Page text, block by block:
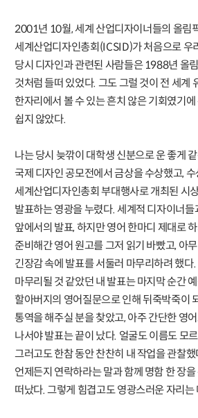
2001년 10월, 세계 산업디자이너들의 올림
세계산업디자인총회(ICSID)가 처음으로 우
당시 디자인과 관련된 사람들은 1988년 올
것처럼 들떠 있었다. 그도 그럴 것이 전 세계
한자리에서 볼 수 있는 흔치 않은 기회였기
쉽지 않았다.
나는 당시 늦깎이 대학생 신분으로 운 좋게
국제 디자인 공모전에서 금상을 수상했고,
세계산업디자인총회 부대행사로 개최된 시
발표하는 영광을 누렸다. 세계적 디자이너
앞에서의 발표, 하지만 영어 한마디 제대로
준비해간 영어 원고를 그저 읽기 바빴고, 아
긴장감 속에 발표를 서둘러 마무리하려 했다
마무리될 것 같았던 내 발표는 마지막 순간
할아버지의 영어질문으로 인해 뒤죽박죽이
통역을 해주실 분을 찾았고, 아주 간단한 영
나서야 발표는 끝이 났다. 얼굴도 이름도 모
그러고도 한참 동안 찬찬히 내 작업을 관찰
언제든지 연락하라는 말과 함께 명함 한 장
떠났다. 그렇게 힘겹고도 영광스러운 자리는